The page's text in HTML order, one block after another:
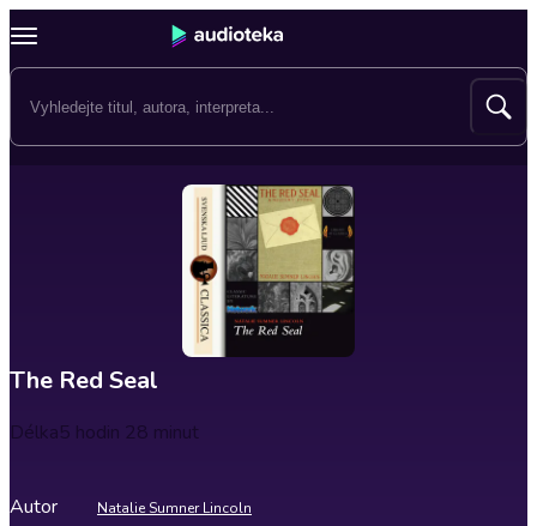
The Red Seal
Délka5 hodin 28 minut
Autor Natalie Sumner Lincoln